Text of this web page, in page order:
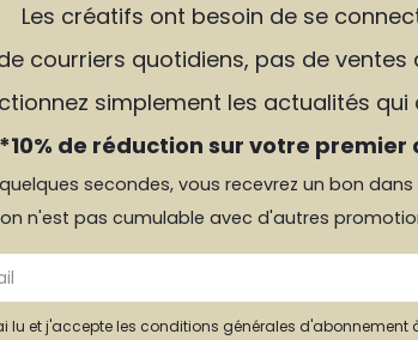
à fruits KAHI
DEPUIS: 109,90€
Pot
DEPUIS:
Les créatifs ont besoin de se
courriers quotidiens, pas de ventes
simplement les actualités
*10% de réduction sur votre premier
secondes, vous recevrez un bon
n'est pas cumulable avec d'autres
lu et j'accepte les conditions générales d'abonnement